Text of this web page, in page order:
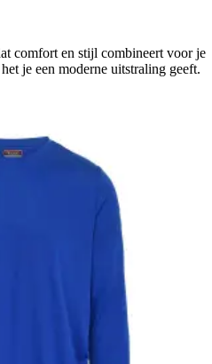
comfort en stijl combineert voor je
je een moderne uitstraling geeft.